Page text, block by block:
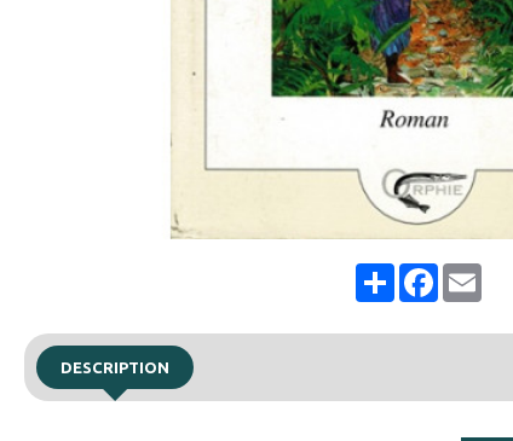
ShareFacebook
Email
DESCRIPTION